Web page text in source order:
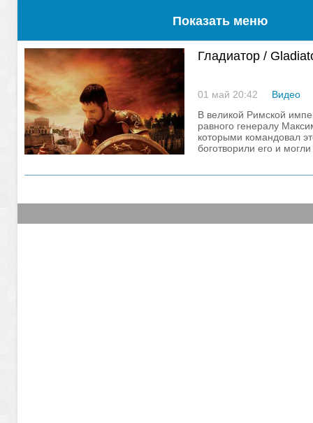
Показать меню
Гладиатор /
01 май 20:42
Видео
В великой Римской
равного генералу
которыми командовал
боготворили его и